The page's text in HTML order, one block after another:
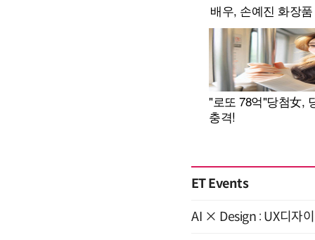
ET Events
AI × Design : UX디자